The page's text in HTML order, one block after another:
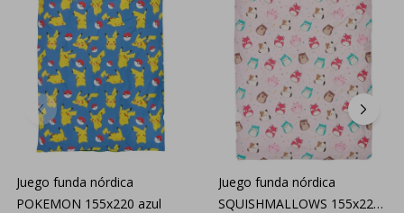
Juego funda nórdica
POKEMON 155x220 azul
Juego funda nórdica
SQUISHMALLOWS 155x220